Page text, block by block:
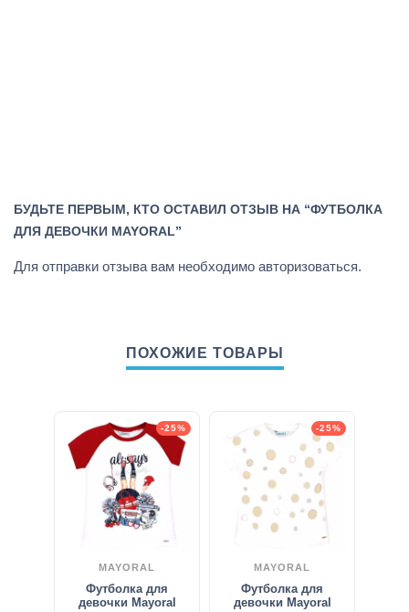
БУДЬТЕ ПЕРВЫМ, КТО ОСТАВИЛ ОТЗЫВ НА “ФУТБОЛКА
ДЛЯ ДЕВОЧКИ MAYORAL”
Для отправки отзыва вам необходимо авторизоваться.
ПОХОЖИЕ ТОВАРЫ
-25%
MAYORAL
Футболка для
девочки Mayoral
-25%
MAYORAL
Футболка для
девочки Mayoral